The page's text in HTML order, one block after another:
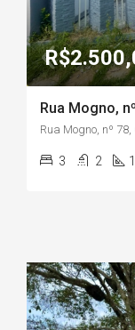
Rua Mogno,
Rua Mogno, nº
3 2